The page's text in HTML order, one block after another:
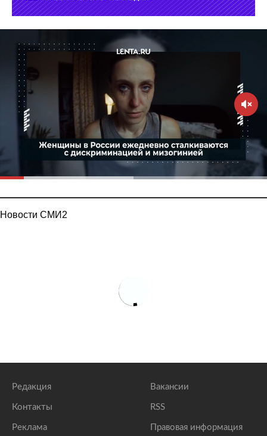
Новости СМИ2
Редакция
Контакты
Реклама
Вакансии
RSS
Правовая информация